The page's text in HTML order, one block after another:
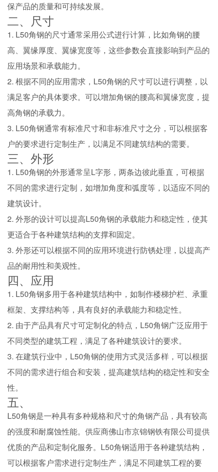
保产品的质量和可持续发展。
二、尺寸
1. L50角钢的尺寸通常采用公式进行计算，比如角钢的腰
高、翼缘厚度、翼缘宽度等，这些参数会直接影响到产品的
应用场景和承载能力。
2. 根据不同的应用需求，L50角钢的尺寸可以进行调整，以
满足客户的具体要求。可以增加角钢的腰高和翼缘宽度，提
高角钢的承载力。
3. L50角钢通常有标准尺寸和非标准尺寸之分，可以根据客
户的要求进行定制生产，以满足不同建筑结构的需要。
三、外形
1. L50角钢的外形通常呈L字形，两条边彼此垂直，可根据
不同的需求进行定制，如增加角度和弧度等，以适应不同的
建筑设计。
2. 外形的设计可以提高L50角钢的承载能力和稳定性，使其
更适合于各种建筑结构的支撑和固定。
3. 外形还可以根据不同的应用环境进行防锈处理，以提高产
品的耐用性和美观性。
四、应用
1. L50角钢多用于各种建筑结构中，如制作楼梯护栏、承重
框架、支撑结构等，具有良好的承载能力和稳定性。
2. 由于产品具有尺寸可定制化的特点，L50角钢广泛应用于
不同类型的建筑工程，满足了各种建筑设计的要求。
3. 在建筑行业中，L50角钢的使用方式灵活多样，可以根据
不同的需求进行组合和安装，提高建筑结构的稳定性和安全
性。
五、
L50角钢是一种具有多种规格和尺寸的角钢产品，具有较高
的强度和耐腐蚀性能。供应商佛山市京锦钢铁有限公司提供
优质的产品和定制化服务。L50角钢适用于各种建筑结构，
可以根据客户需求进行定制生产，满足不同建筑工程的要